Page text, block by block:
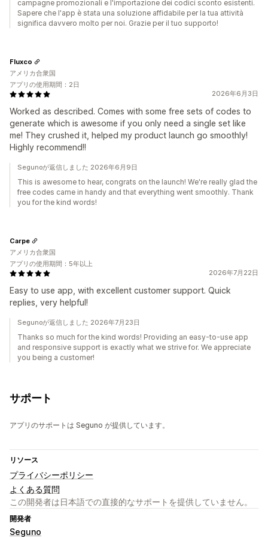
campagne promozionali e l'importazione dei codici sconto esistenti.
Sapere che l'app è stata una soluzione affidabile per la tua attività
significa davvero molto per noi. Grazie per il tuo supporto!
2026年6月3日
Worked as described. Comes with some free sets of codes to
generate which is awesome if you only need a single set like
me! They crushed it, helped my product launch go smoothly!
Highly recommend!!
Fluxco
アメリカ合衆国
アプリの使用期間：2日
Segunoが返信しました 2026年6月9日
This is awesome to hear, congrats on the launch! We're really glad the
free codes came in handy and that everything went smoothly. Thank
you for the kind words!
2026年7月22日
Easy to use app, with excellent customer support. Quick
replies, very helpful!
Carpe
アメリカ合衆国
アプリの使用期間：5年以上
Segunoが返信しました 2026年7月23日
Thanks so much for the kind words! Providing an easy-to-use app
and responsive support is exactly what we strive for. We appreciate
you being a customer!
サポート
アプリのサポートは Seguno が提供しています。
リソース
プライバシーポリシー
よくある質問
この開発者は日本語での直接的なサポートを提供していません。
開発者
Seguno